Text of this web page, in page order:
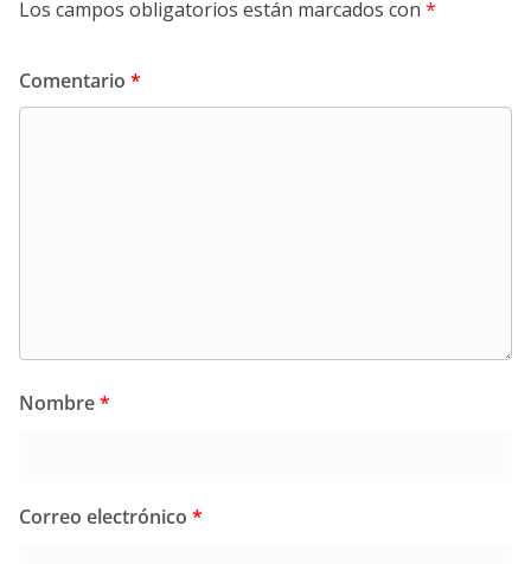
Los campos obligatorios están marcados con *
Comentario *
Nombre*
Correo electrónico *